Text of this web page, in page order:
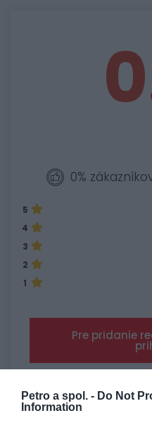
Petro a spol. - Do Not
Information
0%
5
4
3
2
1
Pre pridanie